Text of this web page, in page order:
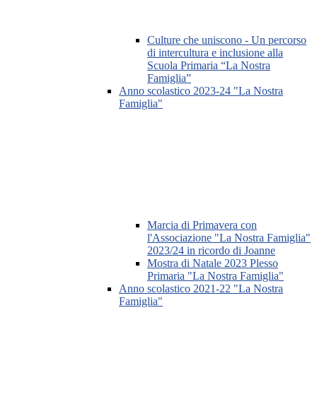
Culture che uniscono - Un percorso
di intercultura e inclusione alla
Scuola Primaria “La Nostra
Famiglia”
Anno scolastico 2023-24 "La Nostra
Famiglia"
Marcia di Primavera con
l'Associazione "La Nostra Famiglia"
2023/24 in ricordo di Joanne
Mostra di Natale 2023 Plesso
Primaria "La Nostra Famiglia"
Anno scolastico 2021-22 "La Nostra
Famiglia"